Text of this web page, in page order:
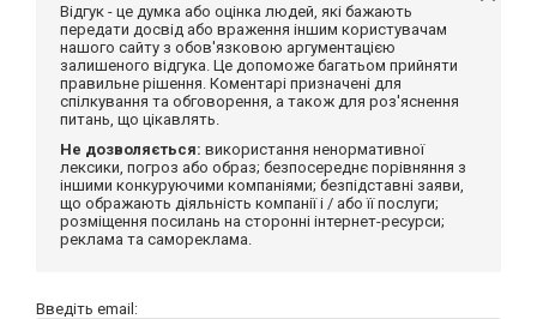
Відгук - це думка або оцінка людей, які бажають
передати досвід або враження іншим користувачам
нашого сайту з обов'язковою аргументацією
залишеного відгука. Це допоможе багатьом прийняти
правильне рішення. Коментарі призначені для
спілкування та обговорення, а також для роз'яснення
питань, що цікавлять.
Не дозволяється: використання ненормативної
лексики, погроз або образ; безпосереднє порівняння з
іншими конкуруючими компаніями; безпідставні заяви,
що ображають діяльність компанії і / або її послуги;
розміщення посилань на сторонні інтернет-ресурси;
реклама та самореклама.
Введіть email: